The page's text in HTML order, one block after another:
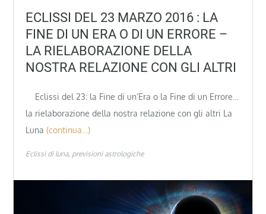
ECLISSI DEL 23 MARZO 2016 : LA
FINE DI UN ERA O DI UN ERRORE –
LA RIELABORAZIONE DELLA
NOSTRA RELAZIONE CON GLI ALTRI
Eclissi del 23: la Fine di un’Era o la Fine di un Errore…
la rielaborazione della nostra relazione con gli altri La
Luna (continua…)
Eclissi di luna previsioni astrologiche